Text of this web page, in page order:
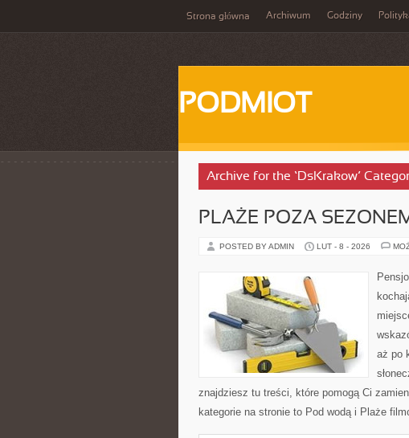
Strona główna Archiwum Godziny
PODMIOT
Archive for the ‘DsKrakow’
PLAŻE POZA
POSTED BY ADMIN LUT - 8 - 2026
aż po
znajdziesz tu treści, które pomogą Ci
kategorie na stronie to Pod wodą i Plaże